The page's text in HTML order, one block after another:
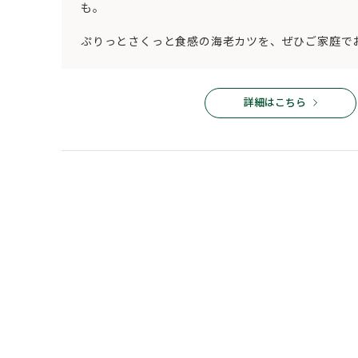
も。
ぷりっとさくっと食感の海老カツを、ぜひご家庭
詳細はこちら